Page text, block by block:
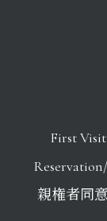
First Visit
親権者同